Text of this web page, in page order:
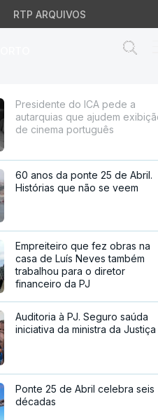
RTP ARQUIVOS
exibição
Presidente do ICA pede a
autarquias que ajudem
de cinema português
60 anos da ponte 25 de Abril.
Histórias que não se veem
Empreiteiro que fez obras na
casa de Luís Neves também
trabalhou para o diretor
financeiro da PJ
Auditoria à PJ. Seguro saúda
iniciativa da ministra da Justiça
Ponte 25 de Abril celebra seis
décadas